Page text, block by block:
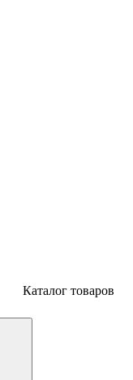
Каталог товаров